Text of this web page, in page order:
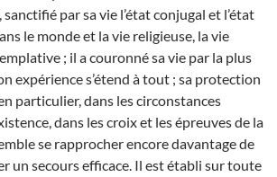
par sa vie l’état conjugal et l’état
le monde et la vie religieuse, la vie
; il a couronné sa vie par la plus
expérience s’étend à tout ; sa protection
en particulier, dans les circonstances
dans les croix et les épreuves de la
se rapprocher encore davantage de
un secours efficace. Il est établi sur toute